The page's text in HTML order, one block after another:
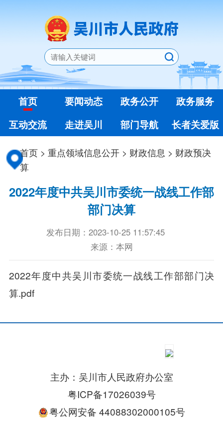
首页 要闻动态 政务公开
政务服务
互动交流
走进吴川 部门导航 长者关爱版
首页 >重点领域信息公开 > 财政信息 > 财政预决
算
2022年度中共吴川市委统一战线工作部
部门决算
发布日期：2023-10-25 11:57:45
来源：本网
2022年度中共吴川市委统一战线工作部部门决
算.pdf
主办：吴川市人民政府办公室
粤ICP备17026039号
粤公网安备 44088302000105号